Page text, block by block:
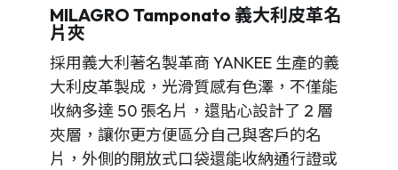
MILAGRO Tamponato 義大利皮革名
片夾
採用義大利著名製革商 YANKEE 生產的義
大利皮革製成，光滑質感有色澤，不僅能
收納多達 50 張名片，還貼心設計了 2 層
夾層，讓你更方便區分自己與客戶的名
片，外側的開放式口袋還能收納通行證或